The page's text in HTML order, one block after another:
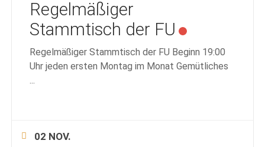
Regelmäßiger
Stammtisch der FU
Regelmäßiger Stammtisch der FU Beginn 19:00
Uhr jeden ersten Montag im Monat Gemütliches
...
02 NOV.